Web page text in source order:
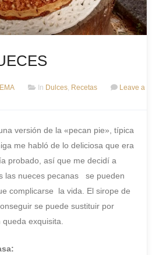
In Dulces, Recetas
Leave a
versión de la «pecan pie», típica
me habló de lo deliciosa que era
probado, así que me decidí a
las nueces pecanas se pueden
complicarse la vida. El sirope de
se puede sustituir por
exquisita.